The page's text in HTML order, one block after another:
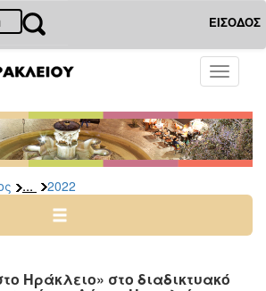
ΕΙΣΟΔΟΣ
Toggle
... 2022
Ηράκλειο» στο διαδικτυακό